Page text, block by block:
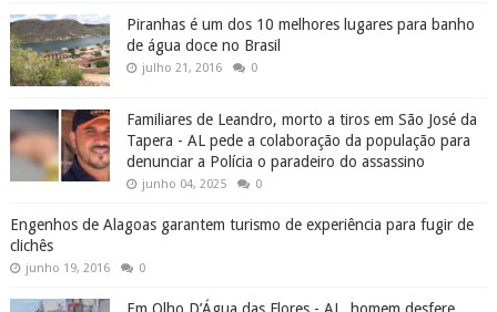
Piranhas é um dos 10 melhores lugares para banho
de água doce no Brasil
julho 21, 2016 0
Familiares de Leandro, morto a tiros em São José da
Tapera - AL pede a colaboração da população para
denunciar a Polícia o paradeiro do assassino
junho 04, 2025 0
Engenhos de Alagoas garantem turismo de experiência para fugir de
clichês
junho 19, 2016 0